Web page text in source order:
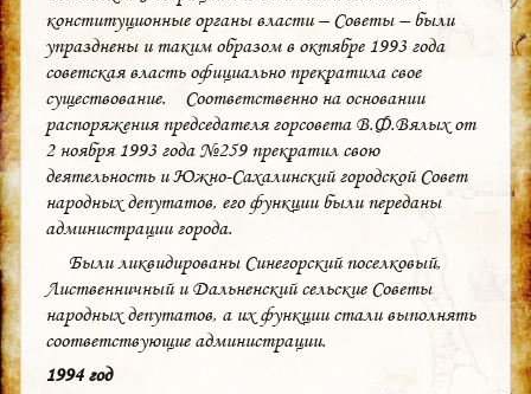
конституционные органы власти – Советы – были
упразднены и таким образом в октябре 1993 года
советская власть официально прекратила свое
существование. Соответственно на основании
распоряжения председателя горсовета В.Ф.Вялых от
2 ноября 1993 года №259 прекратил свою
деятельность и Южно-Сахалинский городской Совет
народных депутатов, его функции были переданы
администрации города.
Были ликвидированы Синегорский поселковый,
Лиственничный и Дальненский сельские Советы
народных депутатов, а их функции стали выполнять
соответствующие администрации.
1994 год